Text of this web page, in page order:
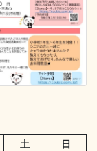
土
日